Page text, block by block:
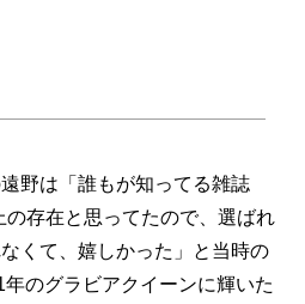
野は「誰もが知ってる雑誌
存在と思ってたので、選ばれ
くて、嬉しかった」と当時の
のグラビアクイーンに輝いた